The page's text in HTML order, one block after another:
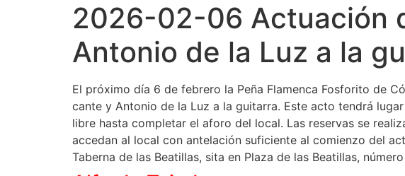
2026-02-06 Actuación
Antonio de la Luz a la
El próximo día 6 de febrero la Peña Flamenca Fosforito de
cante y Antonio de la Luz a la guitarra. Este acto tendrá
libre hasta completar el aforo del local. Las reservas se
accedan al local con antelación suficiente al comienzo del
Taberna de las Beatillas, sita en Plaza de las Beatillas,